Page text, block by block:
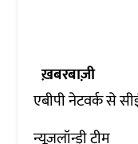
ख़बरबाज़ी
एबीपी नेटवर्क से
न्यूज़लॉन्ड्री टीम